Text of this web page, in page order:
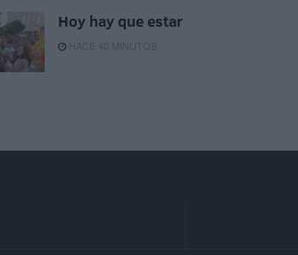
Hoy hay que estar
HACE 40 MINUTOS